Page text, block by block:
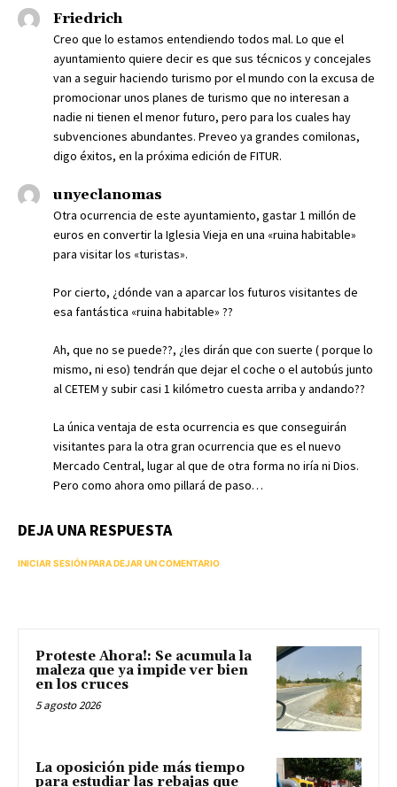
Friedrich
Creo que lo estamos entendiendo todos mal. Lo que el
ayuntamiento quiere decir es que sus técnicos y concejales
van a seguir haciendo turismo por el mundo con la excusa de
promocionar unos planes de turismo que no interesan a
nadie ni tienen el menor futuro, pero para los cuales hay
subvenciones abundantes. Preveo ya grandes comilonas,
digo éxitos, en la próxima edición de FITUR.
unyeclanomas
Otra ocurrencia de este ayuntamiento, gastar 1 millón de
euros en convertir la Iglesia Vieja en una «ruina habitable»
para visitar los «turistas».
Por cierto, ¿dónde van a aparcar los futuros visitantes de
esa fantástica «ruina habitable» ??
Ah, que no se puede??, ¿les dirán que con suerte ( porque lo
mismo, ni eso) tendrán que dejar el coche o el autobús junto
al CETEM y subir casi 1 kilómetro cuesta arriba y andando??
La única ventaja de esta ocurrencia es que conseguirán
visitantes para la otra gran ocurrencia que es el nuevo
Mercado Central, lugar al que de otra forma no iría ni Dios.
Pero como ahora omo pillará de paso…
DEJA UNA RESPUESTA
INICIAR SESIÓN PARA DEJAR UN COMENTARIO
Proteste Ahora!: Se acumula la
maleza que ya impide ver bien
en los cruces
5 agosto 2026
La oposición pide más tiempo
para estudiar las rebajas que